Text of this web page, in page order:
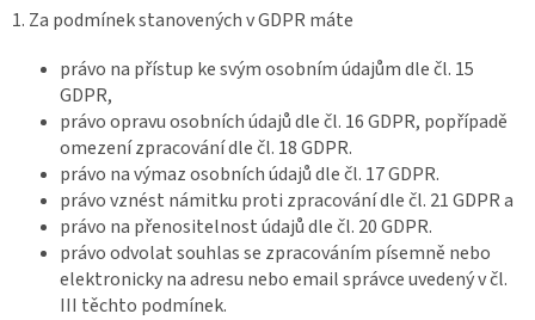
1. Za podmínek stanovených v GDPR máte
právo na přístup ke svým osobním údajům dle čl. 15
GDPR,
právo opravu osobních údajů dle čl. 16 GDPR, popřípadě
omezení zpracování dle čl. 18 GDPR.
právo na výmaz osobních údajů dle čl. 17 GDPR.
právo vznést námitku proti zpracování dle čl. 21 GDPR a
právo na přenositelnost údajů dle čl. 20 GDPR.
právo odvolat souhlas se zpracováním písemně nebo
elektronicky na adresu nebo email správce uvedený v čl.
III těchto podmínek.